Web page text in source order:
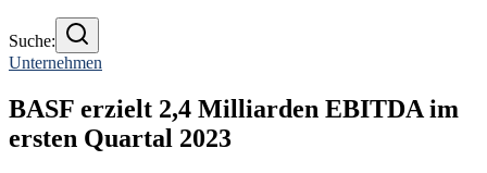
Suche:
Unternehmen
BASF erzielt 2,4 Milliarden EBITDA im
ersten Quartal 2023